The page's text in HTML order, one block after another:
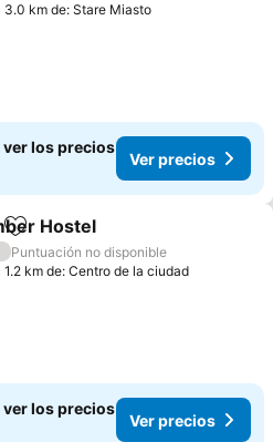
3.0 km de: Stare Miasto
ver los precios
Ver precios
Añadir a favoritos
Hostel
Puntuación no disponible
1.2 km de: Centro de la ciudad
ver los precios
Ver precios